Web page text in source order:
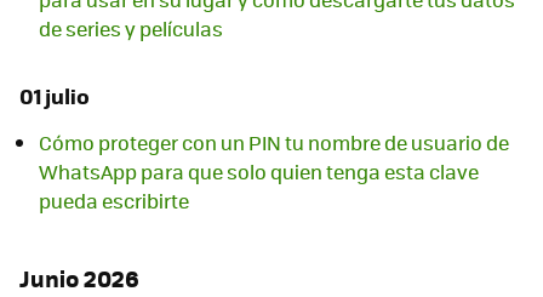
de series y películas
01 julio
Cómo proteger con un PIN tu nombre de usuario de
WhatsApp para que solo quien tenga esta clave
pueda escribirte
Junio 2026